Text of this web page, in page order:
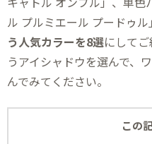
ル プルミエール プードゥル
う人気カラーを8選にして
うアイシャドウを選んで、
んでみてください。
この